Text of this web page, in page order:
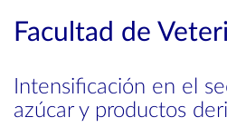
Facultad de
Intensificación en el
azúcar y productos